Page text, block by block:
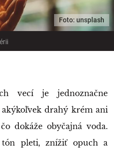
Foto: unsplash
vecí je jednoznačne
drahý krém ani
dokáže obyčajná voda.
tón pleti, znížiť opuch a